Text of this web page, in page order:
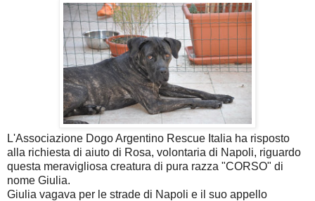
L'Associazione Dogo Argentino Rescue Italia ha risposto
alla richiesta di aiuto di Rosa, volontaria di Napoli, riguardo
questa meravigliosa creatura di pura razza "CORSO" di
nome Giulia.
Giulia vagava per le strade di Napoli e il suo appello